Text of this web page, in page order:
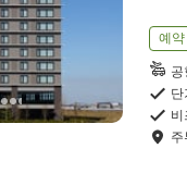
예
공
단
비